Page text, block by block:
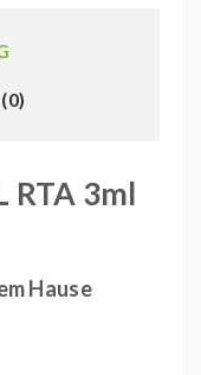
RTA 3ml
Hause